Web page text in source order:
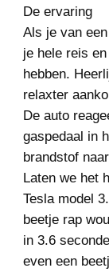
De ervaring
Als je van
je hele reis
hebben.
relaxter
De auto
gaspedaal in
brandstof
Laten we het
Tesla model
beetje rap
in 3.6
even een